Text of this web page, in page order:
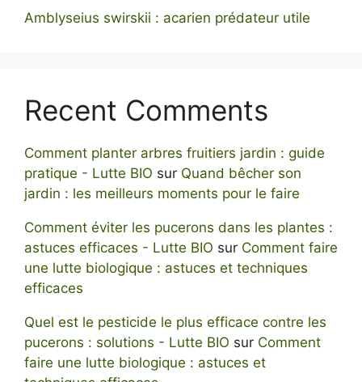
Amblyseius swirskii : acarien prédateur utile
Recent Comments
Comment planter arbres fruitiers jardin : guide
pratique - Lutte BIO sur Quand bêcher son
jardin : les meilleurs moments pour le faire
Comment éviter les pucerons dans les plantes :
astuces efficaces - Lutte BIO sur Comment faire
une lutte biologique : astuces et techniques
efficaces
Quel est le pesticide le plus efficace contre les
pucerons : solutions - Lutte BIO sur Comment
faire une lutte biologique : astuces et